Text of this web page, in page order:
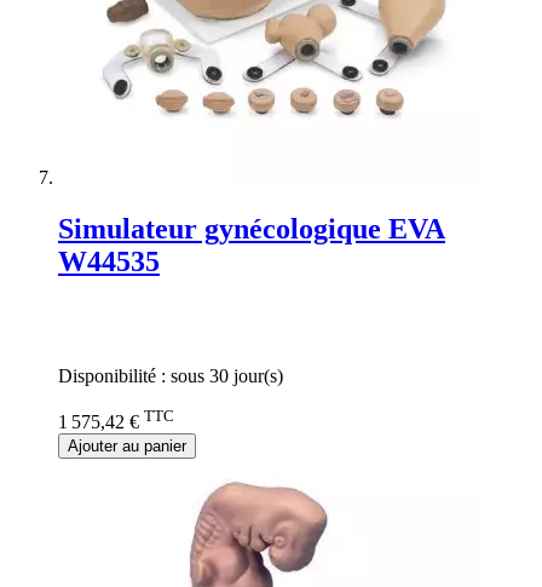
Simulateur gynécologique EVA
W44535
Disponibilité : sous 30 jour(s)
1 575,42 € TTC
Ajouter au panier